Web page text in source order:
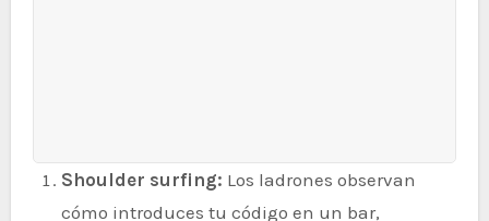
Shoulder surfing: Los ladrones observan
cómo introduces tu código en un bar,